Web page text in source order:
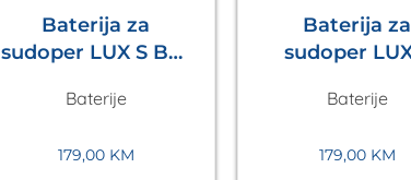
Baterija za
sudoper LUX S Bež
Baterije
179,00 KM
Baterija za
sudoper LUX S
Metalac
Baterije
179,00 KM